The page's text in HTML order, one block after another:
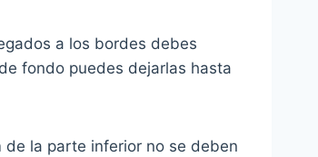
a los bordes debes
fondo puedes dejarlas hasta
de la parte inferior no se deben